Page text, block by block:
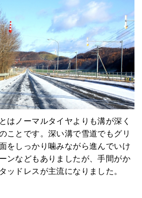
はノーマルタイヤよりも溝が深く
ことです。深い溝で雪道でもグリ
をしっかり噛みながら進んでいけ
ンなどもありましたが、手間がか
ッドレスが主流になりました。